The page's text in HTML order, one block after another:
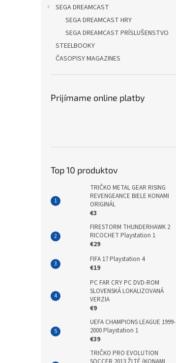
SEGA DREAMCAST
SEGA DREAMCAST HRY
SEGA DREAMCAST PRÍSLUŠENSTVO
STEELBOOKY
ČASOPISY MAGAZINES
Prijímame online platby
Top 10 produktov
TRIČKO METAL GEAR RISING
REVENGEANCE BIELE KONAMI
ORIGINÁL
€3
FIRESTORM THUNDERHAWK 2
RICOCHET Playstation 1
€29
FIFA 17 Playstation 4
€19
PC FAR CRY PC DVD-ROM
SLOVENSKÁ LOKALIZOVANÁ
VERZIA
€9
UEFA CHAMPIONS LEAGUE 1999-
2000 Playstation 1
€39
TRIČKO PRO EVOLUTION